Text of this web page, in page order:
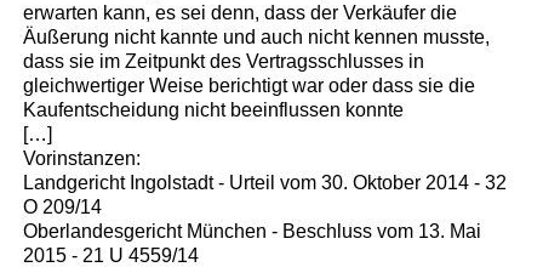
erwarten kann, es sei denn, dass der Verkäufer die
Äußerung nicht kannte und auch nicht kennen musste,
dass sie im Zeitpunkt des Vertragsschlusses in
gleichwertiger Weise berichtigt war oder dass sie die
Kaufentscheidung nicht beeinflussen konnte
[…]
Vorinstanzen:
Landgericht Ingolstadt - Urteil vom 30. Oktober 2014 - 32
O 209/14
Oberlandesgericht München - Beschluss vom 13. Mai
2015 - 21 U 4559/14